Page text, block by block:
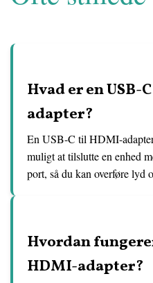
Hvad er en USB-
adapter?
En USB-C til HDMI-
muligt at tilslutte en enhed
port, så du kan overføre lyd
Hvordan
HDMI-adapter?